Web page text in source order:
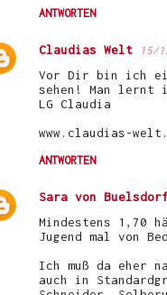
ANTWORTEN
Claudias Welt 15/
Vor Dir bin ich
sehen! Man lernt
LG Claudia
www.claudias-
ANTWORTEN
Sara von
Mindestens 1,70
Jugend mal von
Ich muß da eher
auch in